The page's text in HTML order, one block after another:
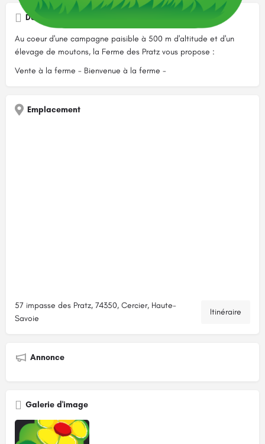
Description
Au coeur d'une campagne paisible à 500 m d'altitude et d'un
élevage de moutons, la Ferme des Pratz vous propose :
Vente à la ferme - Bienvenue à la ferme -
Emplacement
57 impasse des Pratz, 74350, Cercier, Haute-
Savoie
Itinéraire
Annonce
Galerie d'image